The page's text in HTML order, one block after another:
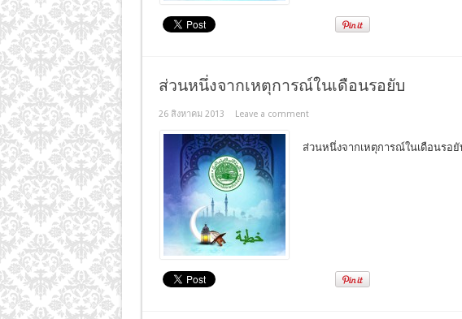
ส่วนหนึ่งจากเหตุการณ์ในเดือนรอยับ
26 สิงหาคม 2013 Leave a comment